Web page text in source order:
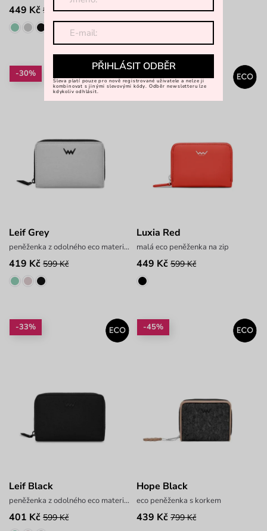
449 Kč 599 Kč 549 Kč 999 Kč
-30%
Leif Grey
peněženka z odolného eco materiálu
419 Kč 599 Kč
-25%
Luxia Red
malá eco peněženka na zip
449 Kč 599 Kč
-33%
Leif Black
peněženka z odolného eco materiálu
401 Kč 599 Kč
-45%
Hope Black
eco peněženka s korkem
439 Kč 799 Kč
PŘIHLÁSIT ODBĚR
Sleva platí pouze pro nově registrované uživatele a nelze ji
kombinovat s jinými slevovými kódy. Odběr newsletteru lze
kdykoliv odhlásit.